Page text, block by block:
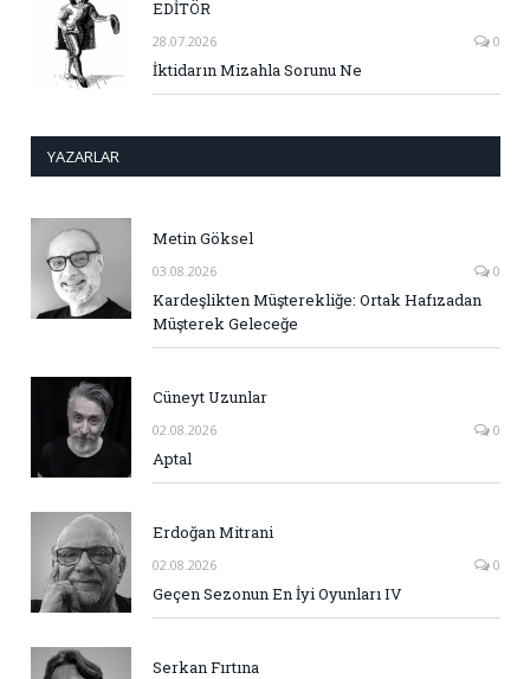
EDİTÖR
28.07.2026 0
İktidarın Mizahla Sorunu Ne
YAZARLAR
Metin Göksel
03.08.2026 0
Kardeşlikten Müşterekliğe: Ortak Hafızadan
Müşterek Geleceğe
Cüneyt Uzunlar
02.08.2026 0
Aptal
Erdoğan Mitrani
02.08.2026 0
Geçen Sezonun En İyi Oyunları IV
Serkan Fırtına